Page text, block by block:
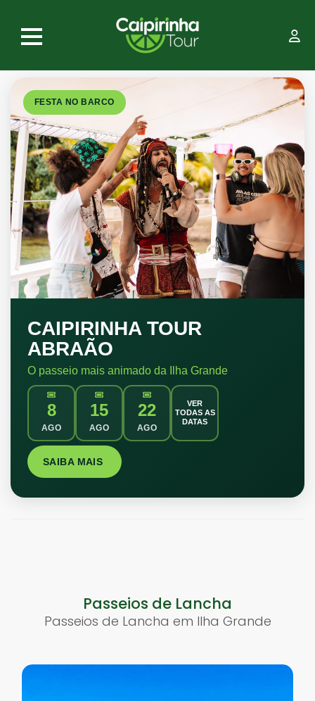
FESTA NO BARCO
CAIPIRINHA TOUR
ABRAÃO
O passeio mais animado da Ilha Grande
8
AGO
15
AGO
22
AGO
VER
TODAS AS
DATAS
SAIBA MAIS
Passeios de Lancha
Passeios de Lancha em Ilha Grande